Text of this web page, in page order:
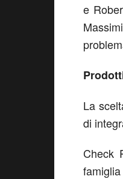
e
La
di
Check